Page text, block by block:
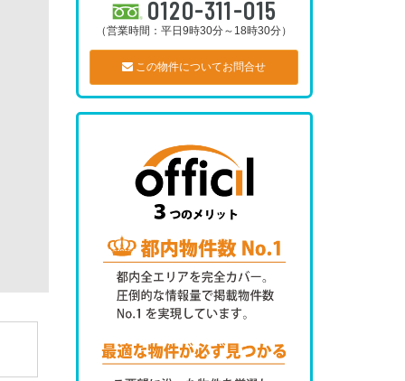
0120-311-015
（営業時間：平日9時30分～18時30分）
この物件についてお問合せ